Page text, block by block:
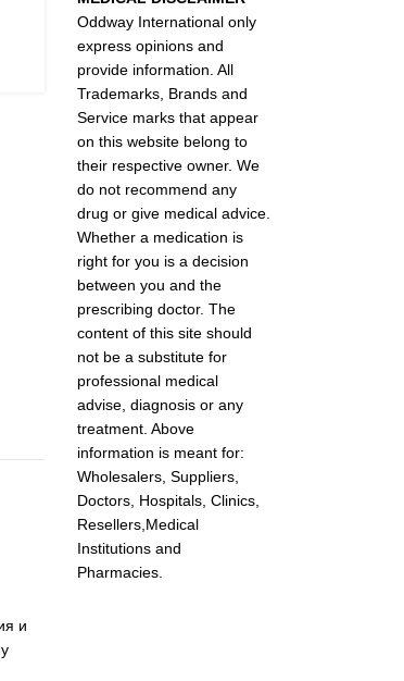
и
Oddway International only
express opinions and
provide information. All
Trademarks, Brands and
Service marks that appear
on this website belong to
their respective owner. We
do not recommend any
drug or give medical advice.
Whether a medication is
right for you is a decision
between you and the
prescribing doctor. The
content of this site should
not be a substitute for
professional medical
advise, diagnosis or any
treatment. Above
information is meant for:
Wholesalers, Suppliers,
Doctors, Hospitals, Clinics,
Resellers,Medical
Institutions and
Pharmacies.